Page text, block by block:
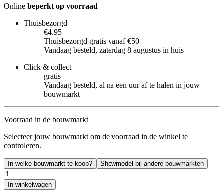
Online beperkt op voorraad
Thuisbezorgd
€4.95
Thuisbezorgd gratis vanaf €50
Vandaag besteld, zaterdag 8 augustus in huis
Click & collect
gratis
Vandaag besteld, al na een uur af te halen in jouw
bouwmarkt
Voorraad in de bouwmarkt
Selecteer jouw bouwmarkt om de voorraad in de winkel te
controleren.
In welke bouwmarkt te koop? Showmodel bij andere bouwmarkten
In winkelwagen